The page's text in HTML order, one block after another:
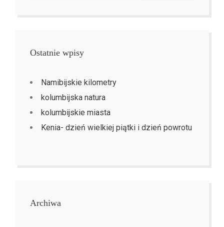
Ostatnie wpisy
Namibijskie kilometry
kolumbijska natura
kolumbijskie miasta
Kenia- dzień wielkiej piątki i dzień powrotu
Archiwa